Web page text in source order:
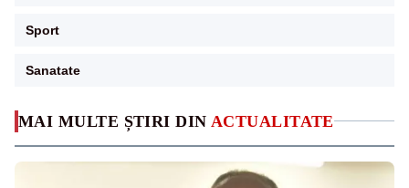
MAI MULTE ȘTIRI DIN ACTUALITATE
Sport
Sanatate